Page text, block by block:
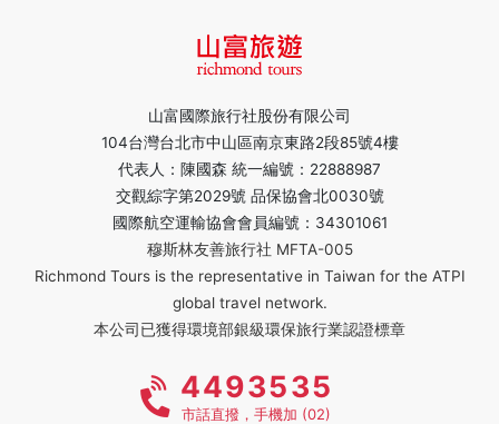
山富國際旅行社股份有限公司
104台灣台北市中山區南京東路2段85號4樓
代表人：陳國森 統一編號：22888987
交觀綜字第2029號 品保協會北0030號
國際航空運輸協會會員編號：34301061
穆斯林友善旅行社 MFTA-005
Richmond Tours is the representative in Taiwan for the ATPI
global travel network.
本公司已獲得環境部銀級環保旅行業認證標章
4493535
市話直撥，手機加 (02)